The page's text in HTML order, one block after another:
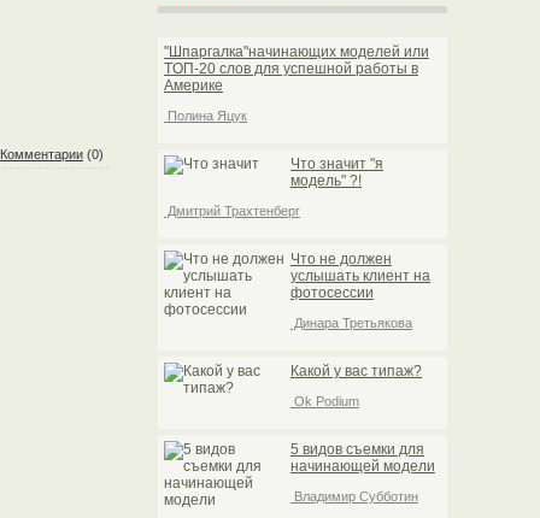
Комментарии (0)
"Шпаргалка"начинающих моделей или
TOП-20 слов для успешной работы в
Америке
Полина Яцук
Что значит "я
модель" ?!
Дмитрий Трахтенберг
Что не должен
услышать клиент на
фотосессии
Динара Третьякова
Какой у вас типаж?
Ok Podium
5 видов съемки для
начинающей модели
Владимир Субботин